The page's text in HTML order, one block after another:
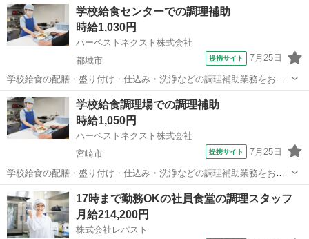
学校給食センターでの調理補助
時給1,030円
ハーベストネクスト株式会社
都城市
提携サイト 7月25日
学校給食の配膳・盛り付け・仕込み・洗浄などの調理補助業務をお願
いします。 生徒たちに毎回美味しく温かい食事を提供できるよう、工
夫を凝らした業務をお願いします。 子どもたちが美味しそうに食べる
姿は何よりもやりがいにつながります...
宮崎 都城市 その他
学校給食調理場での調理補助
時給1,050円
ハーベストネクスト株式会社
宮崎市
提携サイト 7月25日
学校給食の配膳・盛り付け・仕込み・洗浄などの調理補助業務をお願
いします。 生徒たちに毎回美味しく温かい食事を提供できるよう、工
夫を凝らした業務をお願いします。 子どもたちが美味しそうに食べる
姿は何よりもやりがいにつながります...
宮崎 宮崎市 その他
17時まで勤務OKの社員食堂の調理スタッフ
月給214,200円
株式会社レパスト